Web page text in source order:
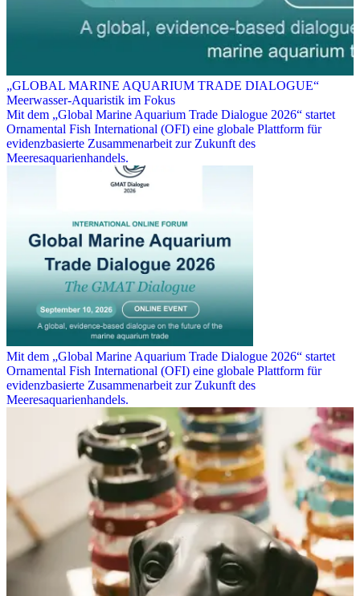
„GLOBAL MARINE AQUARIUM TRADE DIALOGUE“
Meerwasser-Aquaristik im Fokus
Mit dem „Global Marine Aquarium Trade Dialogue 2026“ startet
Ornamental Fish International (OFI) eine globale Plattform für
evidenzbasierte Zusammenarbeit zur Zukunft des
Meeresaquarienhandels.
Mit dem „Global Marine Aquarium Trade Dialogue 2026“ startet
Ornamental Fish International (OFI) eine globale Plattform für
evidenzbasierte Zusammenarbeit zur Zukunft des
Meeresaquarienhandels.